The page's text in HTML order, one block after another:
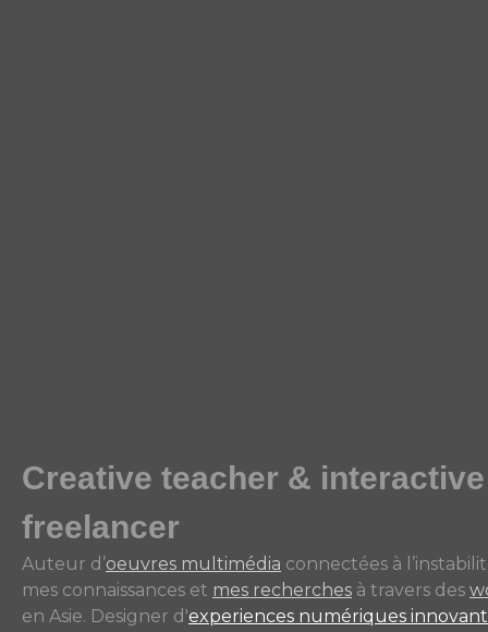
Creative teacher &
freelancer
Auteur d’oeuvres multimédia connectées à
mes connaissances et mes recherches à travers des
en Asie. Designer d'experiences numériques